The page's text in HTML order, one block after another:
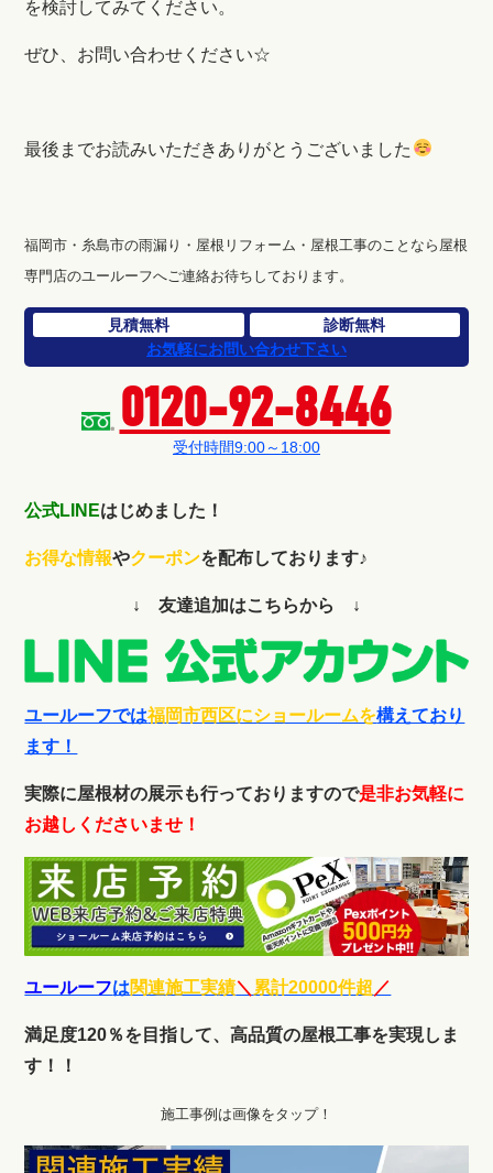
を検討してみてください。
ぜひ、お問い合わせください☆
最後までお読みいただきありがとうございました
福岡市・糸島市の雨漏り・屋根リフォーム・屋根工事のことなら屋根
専門店のユールーフへご連絡お待ちしております。
見積無料
診断無料
お気軽にお問い合わせ下さい
0120-92-8446
受付時間9:00～18:00
公式LINEはじめました！
お得な情報やクーポンを配布しております♪
↓ 友達追加はこちらから ↓
ユールーフでは福岡市西区にショールームを構えており
ます！
実際に屋根材の展示も行っておりますので是非お気軽に
お越しくださいませ！
ユールーフは関連施工実績＼ 累計20000件超／
満足度120％を目指して、高品質の屋根工事を実現しま
す！！
施工事例は画像をタップ！